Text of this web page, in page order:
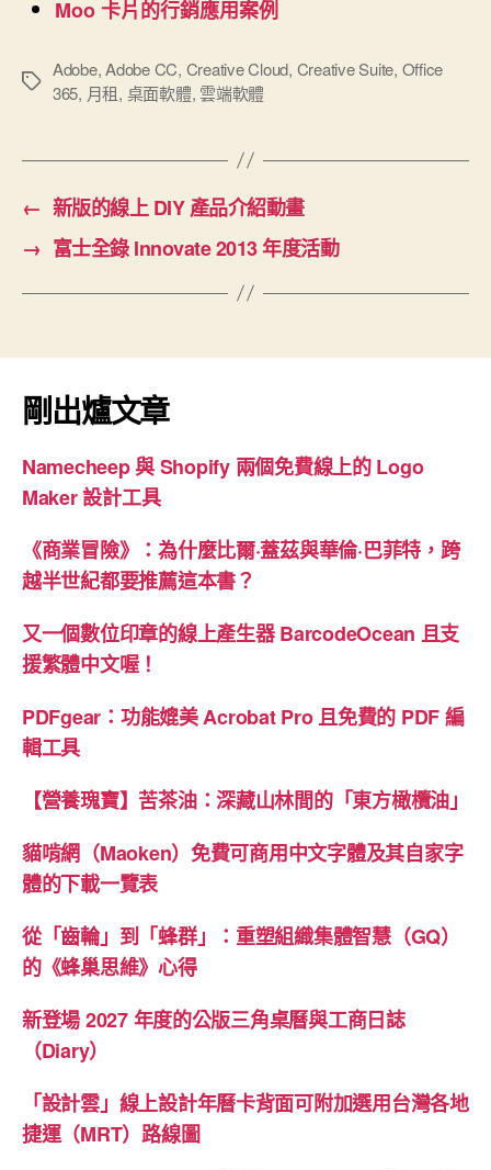
Moo 卡片的行銷應用案例
標
Adobe,Adobe CC, Creative Cloud, Creative Suite, Office
365, 月租, 桌面軟體,雲端軟體
← 新版的線上 DIY 產品介紹動畫
→ 富士全錄 Innovate 2013 年度活動
剛出爐文章
Namecheep 與 Shopify 兩個免費線上的 Logo
Maker 設計工具
《商業冒險》：為什麼比爾·蓋茲與華倫·巴菲特，跨
越半世紀都要推薦這本書？
又一個數位印章的線上產生器 BarcodeOcean 且支
援繁體中文喔！
PDFgear：功能媲美 Acrobat Pro 且免費的 PDF 編
輯工具
【營養瑰寶】苦茶油：深藏山林間的「東方橄欖油」
貓啃網（Maoken）免費可商用中文字體及其自家字
體的下載一覽表
從「齒輪」到「蜂群」：重塑組織集體智慧（GQ）
的《蜂巢思維》心得
新登場 2027 年度的公版三角桌曆與工商日誌
（Diary）
「設計雲」線上設計年曆卡背面可附加選用台灣各地
捷運（MRT）路線圖